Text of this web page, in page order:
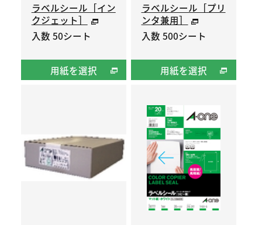
ラベルシール［イン
クジェット］
入数 50シート
用紙を選択
ラベルシール［プリ
ンタ兼用］
入数 500シート
用紙を選択